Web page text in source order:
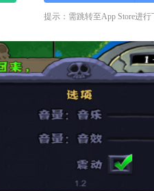
提示：需跳转至App Store进行